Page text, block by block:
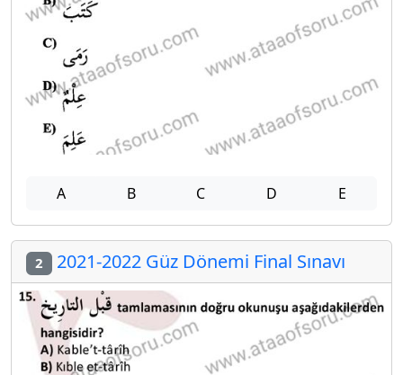
A B C D E
2 2021-2022 Güz Dönemi Final Sınavı